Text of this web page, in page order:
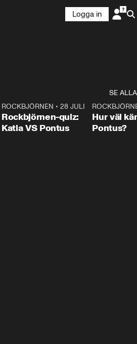
Logga in
SE ALLA
0:15
ROCKBJÖRNEN •28 JULI
Rockbjörnen-quiz:
Katia VS Pontus
Hur väl
Pontus?